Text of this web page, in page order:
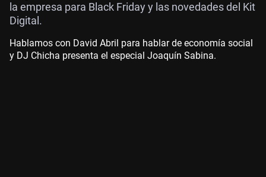
la empresa para Black Friday y las novedades del Kit
Digital.
Hablamos con David Abril para hablar de economía social
y DJ Chicha presenta el especial Joaquín Sabina.